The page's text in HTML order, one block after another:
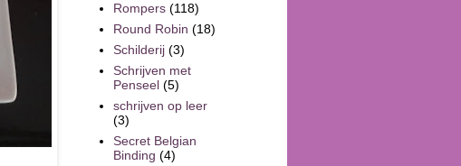
Rompers (118)
Round Robin (18)
Schilderij (3)
Schrijven met
Penseel (5)
schrijven op leer
(3)
Secret Belgian
Binding (4)